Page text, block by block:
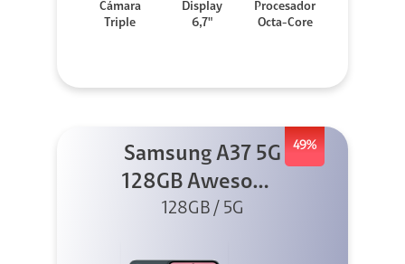
Cámara
Triple
Display
6,7"
Procesador
Octa-Core
49%
Samsung A37 5G
128GB Awesome
Graygreen
128GB / 5G